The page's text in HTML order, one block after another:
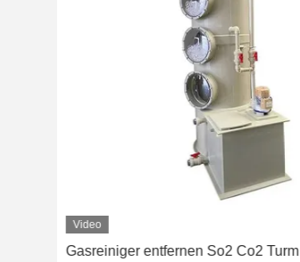
Video
Gasreiniger entfernen So2 Co2 Turm